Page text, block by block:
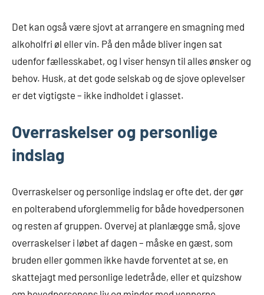
Det kan også være sjovt at arrangere en smagning med
alkoholfri øl eller vin. På den måde bliver ingen sat
udenfor fællesskabet, og I viser hensyn til alles ønsker og
behov. Husk, at det gode selskab og de sjove oplevelser
er det vigtigste – ikke indholdet i glasset.
Overraskelser og personlige
indslag
Overraskelser og personlige indslag er ofte det, der gør
en polterabend uforglemmelig for både hovedpersonen
og resten af gruppen. Overvej at planlægge små, sjove
overraskelser i løbet af dagen – måske en gæst, som
bruden eller gommen ikke havde forventet at se, en
skattejagt med personlige ledetråde, eller et quizshow